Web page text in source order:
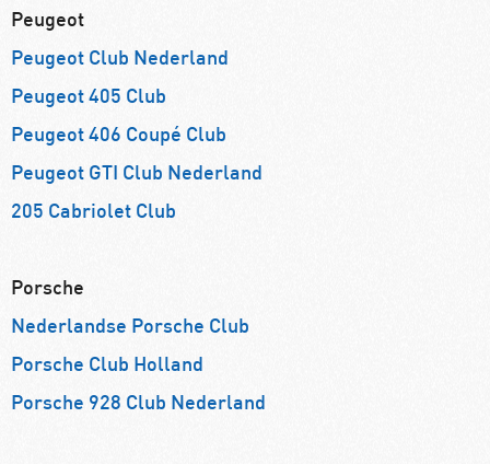
Peugeot
Peugeot Club Nederland
Peugeot 405 Club
Peugeot 406 Coupé Club
Peugeot GTI Club Nederland
205 Cabriolet Club
Porsche
Nederlandse Porsche Club
Porsche Club Holland
Porsche 928 Club Nederland